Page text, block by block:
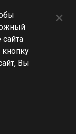
ответов.
сайта
Вы
×